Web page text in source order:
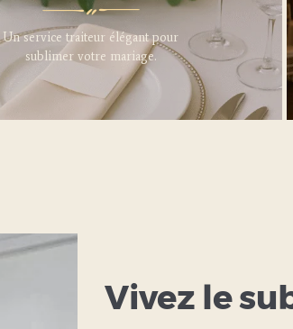
Service traiteur professionnel
pour sublimer vos événements
d’entreprise.
LEARN MORE
Un service traiteur élégant pour
sublimer votre mariage.
Vivez le